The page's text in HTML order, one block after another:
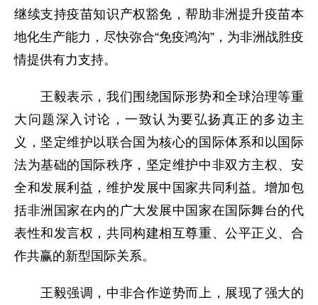
继续支持疫苗知识产权豁免，帮助非洲提升疫苗本
地化生产能力，尽快弥合“免疫鸿沟”，为非洲战胜疫
情提供有力支持。
王毅表示，我们围绕国际形势和全球治理等重
大问题深入讨论，一致认为要弘扬真正的多边主
义，坚定维护以联合国为核心的国际体系和以国际
法为基础的国际秩序，坚定维护中非双方主权、安
全和发展利益，维护发展中国家共同利益。增加包
括非洲国家在内的广大发展中国家在国际舞台的代
表性和发言权，共同构建相互尊重、公平正义、合
作共赢的新型国际关系。
王毅强调，中非合作逆势而上，展现了强大的